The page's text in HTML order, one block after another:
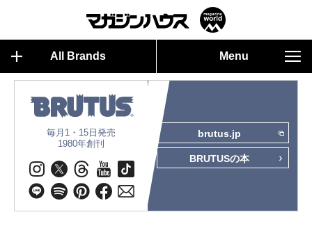
All Brands Menu
毎月1・15日発売
1980年創刊
brutus.jp
BRUTUSの本